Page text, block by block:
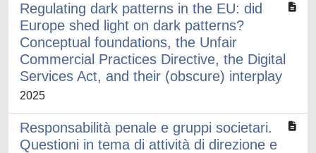
Regulating dark patterns in the EU: did
Europe shed light on dark patterns?
Conceptual foundations, the Unfair
Commercial Practices Directive, the Digital
Services Act, and their (obscure) interplay
2025
Responsabilità penale e gruppi societari.
Questioni in tema di attività di direzione e